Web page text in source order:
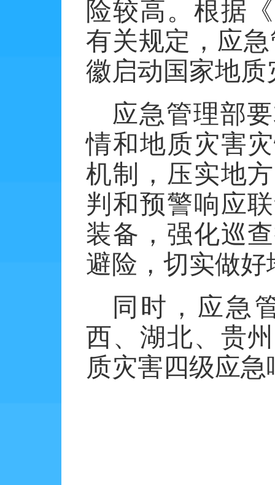
险较高。根据
有关规定，应
徽启动国家地
应急管理部
情和地质灾害
机制，压实地
判和预警响应
装备，强化巡
避险，切实做
同时，应急
西、湖北、贵
质灾害四级应急